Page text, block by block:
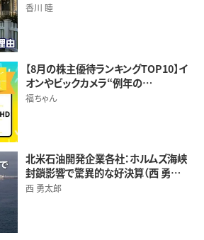
香川 睦
【8月の株主優待ランキングTOP10】イ
オンやビックカメラ“例年の…
福ちゃん
北米石油開発企業各社：ホルムズ海峡
封鎖影響で驚異的な好決算（西 勇…
西 勇太郎